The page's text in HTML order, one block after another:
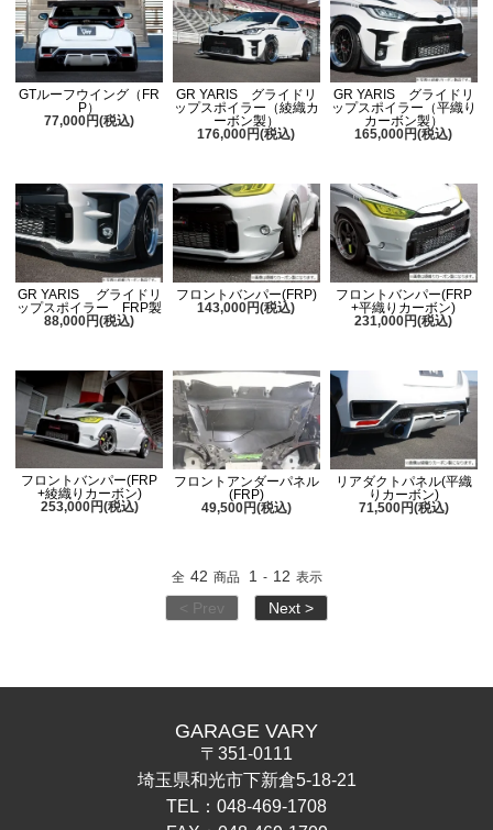
GTルーフウイング（FR
P）
77,000円(税込)
GR YARIS グライドリ
ップスポイラー（綾織カ
ーボン製）
176,000円(税込)
GR YARIS グライドリ
ップスポイラー（平織り
カーボン製）
165,000円(税込)
GR YARIS グライドリ
ップスポイラー FRP製
88,000円(税込)
フロントバンパー(FRP)
143,000円(税込)
フロントバンパー(FRP
+平織りカーボン)
231,000円(税込)
フロントバンパー(FRP
+綾織りカーボン)
253,000円(税込)
フロントアンダーパネル
(FRP)
49,500円(税込)
リアダクトパネル(平織
りカーボン)
71,500円(税込)
全 42 商品 1 - 12 表示
< Prev Next >
GARAGE VARY
〒351-0111
埼玉県和光市下新倉5-18-21
TEL：048-469-1708